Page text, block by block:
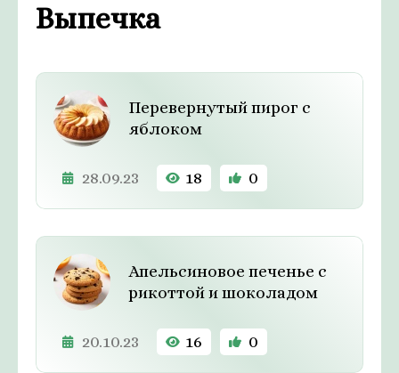
Выпечка
Перевернутый пирог с
яблоком
28.09.23 18 0
Апельсиновое печенье с
рикоттой и шоколадом
20.10.23 16 0